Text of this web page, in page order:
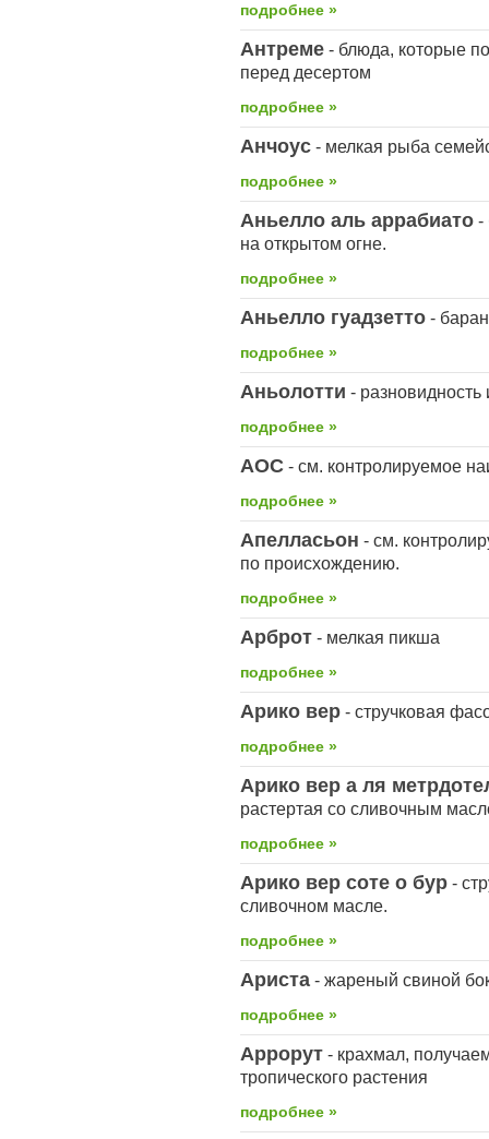
подробнее »
Антреме - блюда, которые
перед десертом
подробнее »
Анчоус - мелкая рыба
подробнее »
Аньелло аль аррабиато -
на открытом огне.
подробнее »
Аньелло гуадзетто -
подробнее »
Аньолотти - разновидность
подробнее »
АОС - см. контролируемое
подробнее »
Апелласьон - см.
по происхождению.
подробнее »
Арброт - мелкая пикша
подробнее »
Арико вер - стручковая
подробнее »
Арико вер а ля
растертая со сливочным
подробнее »
Арико вер соте о бур -
сливочном масле.
подробнее »
Ариста - жареный свиной
подробнее »
Аррорут - крахмал,
тропического растения
подробнее »